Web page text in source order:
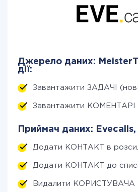
Джерело даних:
дії:
Завантажити ЗАДАЧІ
Завантажити КОМЕНТАРІ
Приймач даних: Evecalls,
Додати КОНТАКТ в
Додати КОНТАКТ до
Видалити КОРИСТУВАЧА